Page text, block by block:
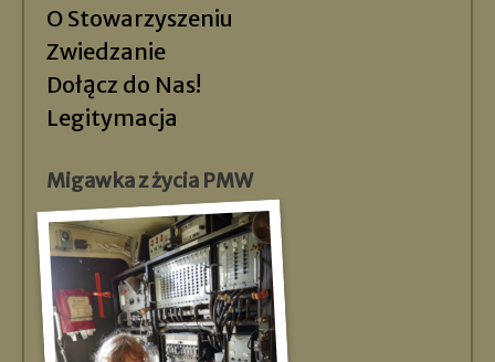
O Stowarzyszeniu
Zwiedzanie
Dołącz do Nas!
Legitymacja
Migawka z życia PMW